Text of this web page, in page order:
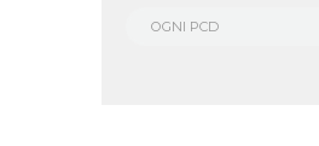
OGNI PCD